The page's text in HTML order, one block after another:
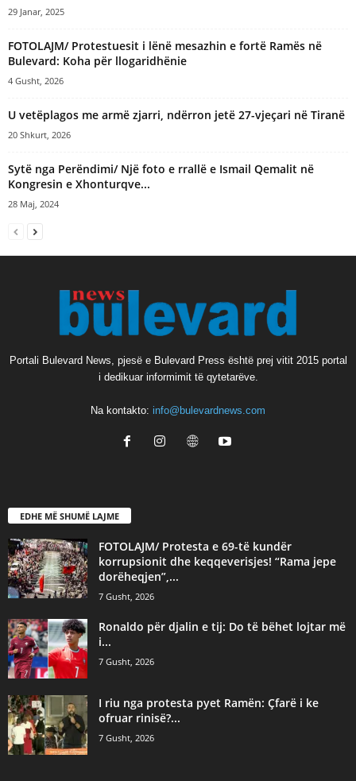
29 Janar, 2025
FOTOLAJM/ Protestuesit i lënë mesazhin e fortë Ramës në
Bulevard: Koha për llogaridhënie
4 Gusht, 2026
U vetëplagos me armë zjarri, ndërron jetë 27-vjeçari në Tiranë
20 Shkurt, 2026
Sytë nga Perëndimi/ Një foto e rrallë e Ismail Qemalit në
Kongresin e Xhonturqve...
28 Maj, 2024
Portali Bulevard News, pjesë e Bulevard Press është prej vitit 2015 portal
i dedikuar informimit të qytetarëve.
Na kontakto: info@bulevardnews.com
EDHE MË SHUMË LAJME
FOTOLAJM/ Protesta e 69-të kundër
korrupsionit dhe keqqeverisjes! “Rama jepe
dorëheqjen”,...
7 Gusht, 2026
Ronaldo për djalin e tij: Do të bëhet lojtar më
i...
7 Gusht, 2026
I riu nga protesta pyet Ramën: Çfarë i ke
ofruar rinisë?...
7 Gusht, 2026